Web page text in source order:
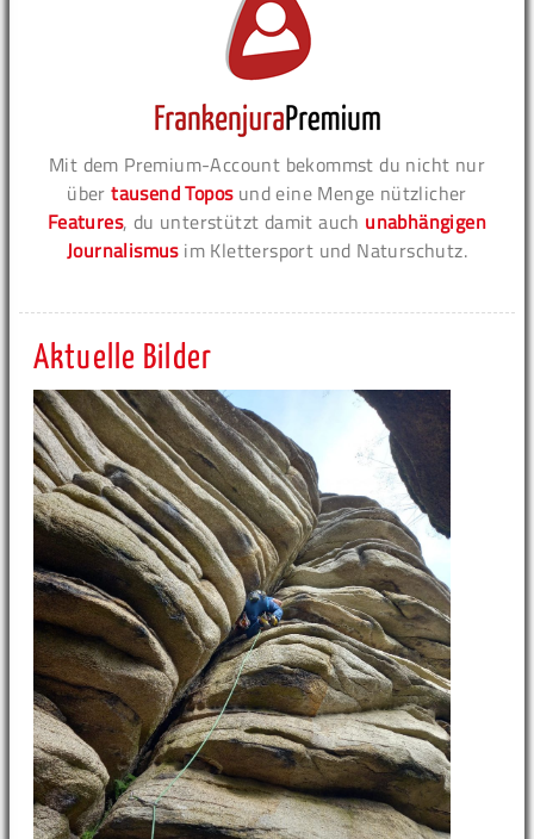
Mit dem Premium-Account bekommst du nicht nur
übertausend Toposund eine Menge nützlicher
Features, du unterstützt damit auch unabhängigen
Journalismusim Klettersport und Naturschutz.
Aktuelle Bilder